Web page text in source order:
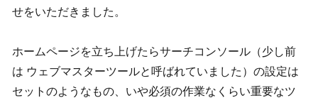
せをいただきました。
ホームページを立ち上げたらサーチコンソール（少し前
は ウェブマスターツールと呼ばれていました）の設定は
セットのようなもの、いや必須の作業なくらい重要なツ